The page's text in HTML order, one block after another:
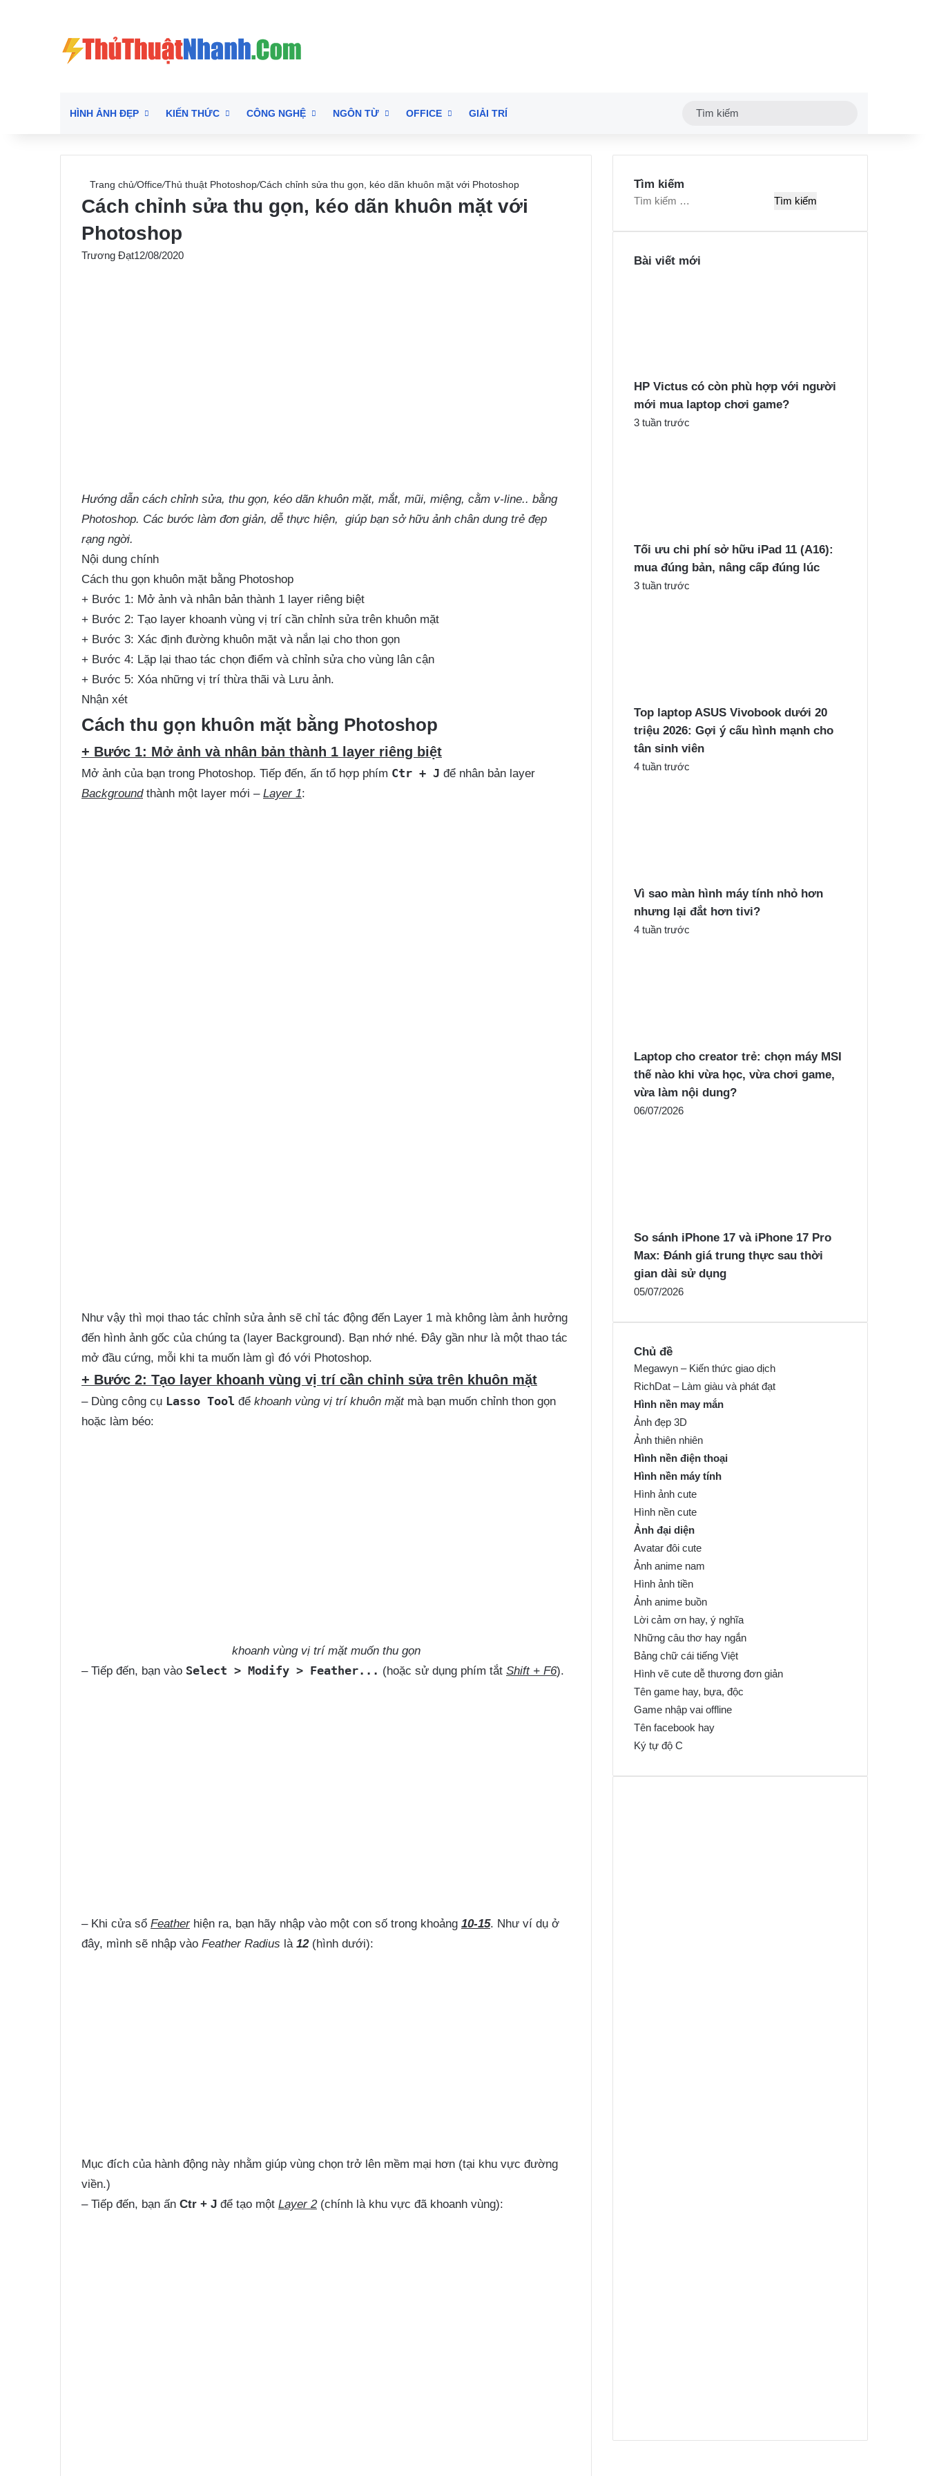
HÌNH ẢNH ĐẸP KIẾN THỨC CÔNG NGHỆ NGÔN TỪ OFFICE GIẢI TRÍ
Trang chủ/Office/Thủ thuật Photoshop/Cách chỉnh sửa thu gọn, kéo dãn khuôn mặt với Photoshop
Cách chỉnh sửa thu gọn, kéo dãn khuôn mặt với
Photoshop
Trương Đạt12/08/2020
Hướng dẫn cách chỉnh sửa, thu gọn, kéo dãn khuôn mặt, mắt, mũi, miệng, cằm v-line.. bằng
Photoshop. Các bước làm đơn giản, dễ thực hiện, giúp bạn sở hữu ảnh chân dung trẻ đẹp
rạng ngời.
Nội dung chính
Cách thu gọn khuôn mặt bằng Photoshop
+ Bước 1: Mở ảnh và nhân bản thành 1 layer riêng biệt
+ Bước 2: Tạo layer khoanh vùng vị trí cần chỉnh sửa trên khuôn mặt
+ Bước 3: Xác định đường khuôn mặt và nắn lại cho thon gọn
+ Bước 4: Lặp lại thao tác chọn điểm và chỉnh sửa cho vùng lân cận
+ Bước 5: Xóa những vị trí thừa thãi và Lưu ảnh.
Nhận xét
Cách thu gọn khuôn mặt bằng Photoshop
+ Bước 1: Mở ảnh và nhân bản thành 1 layer riêng biệt
Mở ảnh của bạn trong Photoshop. Tiếp đến, ấn tổ hợp phím Ctr + J để nhân bản layer
Backgroundthành một layer mới – Layer 1:
Như vậy thì mọi thao tác chỉnh sửa ảnh sẽ chỉ tác động đến Layer 1 mà không làm ảnh hưởng
đến hình ảnh gốc của chúng ta (layer Background). Bạn nhớ nhé. Đây gần như là một thao tác
mở đầu cứng, mỗi khi ta muốn làm gì đó với Photoshop.
+ Bước 2: Tạo layer khoanh vùng vị trí cần chỉnh sửa trên khuôn mặt
– Dùng công cụ Lasso Tool để khoanh vùng vị trí khuôn mặtmà bạn muốn chỉnh thon gọn
hoặc làm béo:
khoanh vùng vị trí mặt muốn thu gọn
– Tiếp đến, bạn vào Select > Modify > Feather... (hoặc sử dụng phím tắt Shift + F6).
– Khi cửa sổ Featherhiện ra, bạn hãy nhập vào một con số trong khoảng 10-15. Như ví dụ ở
đây, mình sẽ nhập vào Feather Radius là 12(hình dưới):
Mục đích của hành động này nhằm giúp vùng chọn trở lên mềm mại hơn (tại khu vực đường
viền.)
– Tiếp đến, bạn ấn Ctr + J để tạo một Layer 2(chính là khu vực đã khoanh vùng):
Tìm kiếm
T
k
:
Bài viết mới
HP Victus có còn phù hợp với người
mới mua laptop chơi game?
3 tuần trước
Tối ưu chi phí sở hữu iPad 11 (A16):
mua đúng bản, nâng cấp đúng lúc
3 tuần trước
Top laptop ASUS Vivobook dưới 20
triệu 2026: Gợi ý cấu hình mạnh cho
tân sinh viên
4 tuần trước
Vì sao màn hình máy tính nhỏ hơn
nhưng lại đắt hơn tivi?
4 tuần trước
Laptop cho creator trẻ: chọn máy MSI
thế nào khi vừa học, vừa chơi game,
vừa làm nội dung?
06/07/2026
So sánh iPhone 17 và iPhone 17 Pro
Max: Đánh giá trung thực sau thời
gian dài sử dụng
05/07/2026
Chủ đề
Megawyn – Kiến thức giao dịch
RichDat – Làm giàu và phát đạt
Hình nền may mắn
Ảnh đẹp 3D
Ảnh thiên nhiên
Hình nền điện thoại
Hình nền máy tính
Hình ảnh cute
Hình nền cute
Ảnh đại diện
Avatar đôi cute
Ảnh anime nam
Hình ảnh tiền
Ảnh anime buồn
Lời cảm ơn hay, ý nghĩa
Những câu thơ hay ngắn
Bảng chữ cái tiếng Việt
Hình vẽ cute dễ thương đơn giản
Tên game hay, bựa, độc
Game nhập vai offline
Tên facebook hay
Ký tự độ C